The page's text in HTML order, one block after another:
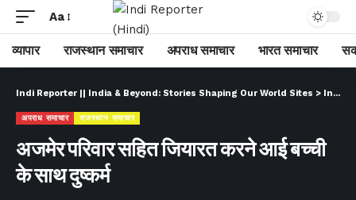
Aa
व्यापार राजस्थान समाचार अपराध समाचार भारत समाचार
Indi Reporter || India & Beyond: Stories Shaping Our World Sites > Indi Reporter (Hindi)
अपराध समाचार राजस्थान समाचार
अजमेर परिवार सहित जियारत करने आई बच्ची
के साथ दुष्कर्म